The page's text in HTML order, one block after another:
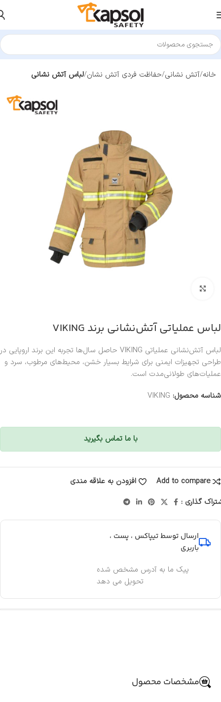
خانه آتش نشانی حفاظت فردی آتش نشان لباس آتش نشانی
لباس عملیاتی آتش‌نشانی برند VIKING
لباس آتش‌نشانی عملیاتی VIKING حاصل سال‌ها تجربه این برند اروپایی در
طراحی تجهیزات ایمنی برای شرایط بسیار خشن، محیط‌های مرطوب، سرد و
عملیات‌های طولانی‌مدت است.
شناسه محصول: VIKING
با ما تماس بگیرید
Add to compare
افزودن به علاقه مندی
گذاری :
ارسال توسط تیپاکس ، پست ،
باربری
پیک ما به آدرس مشخص شده
تحویل می دهد
مشخصات محصول